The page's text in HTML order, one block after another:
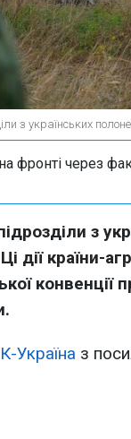
з українських
фронті через
з
дії країни-
конвенції
Україна з